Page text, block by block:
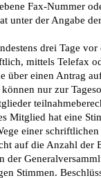
Fax-Nummer
unter der Angabe
drei Tage vor
mittels Telefax
über einen Antrag
nur zur
Mitglied hat eine
einer
auf die Anzahl der
der
Stimmen.